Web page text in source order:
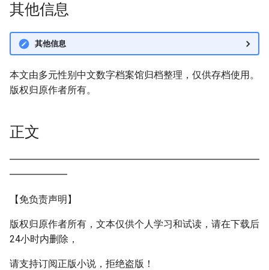
其他信息
其他信息
本文由多元性别中文数字档案馆归档整理，仅供存档使用。
版权归原作者所有。
正文
━━━━━━━━━━━━━━━━━━━━━━━━━━
━━━━━━
【免负责声明】
版权归原作者所有，文本仅供个人学习和试读，请在下载后
24小时内删除，
请支持订阅正版小说，拒绝盗版！